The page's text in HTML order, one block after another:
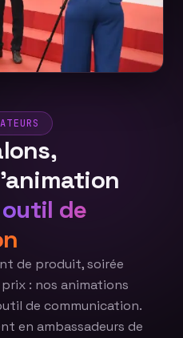
de
de produit, soirée
: nos animations
de communication.
en ambassadeurs de